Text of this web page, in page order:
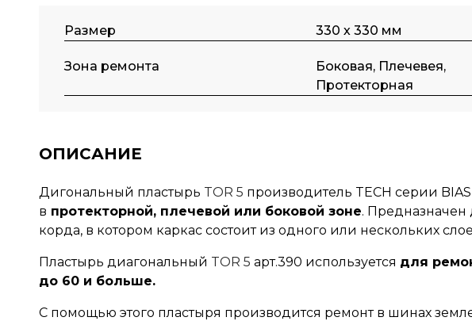
Размер 330 х 330 мм
Зона ремонта
Боковая, Плечевея,
Протекторная
ОПИСАНИЕ
Дигональный пластырь TOR 5 производитель TECH серии BIAS
в протекторной, плечевой или боковой зоне.
корда, в котором каркас состоит из одного или нескольких
Пластырь диагональный TOR 5 арт.390 используется для
до 60 и больше.
С помощью этого пластыря производится ремонт в шинах